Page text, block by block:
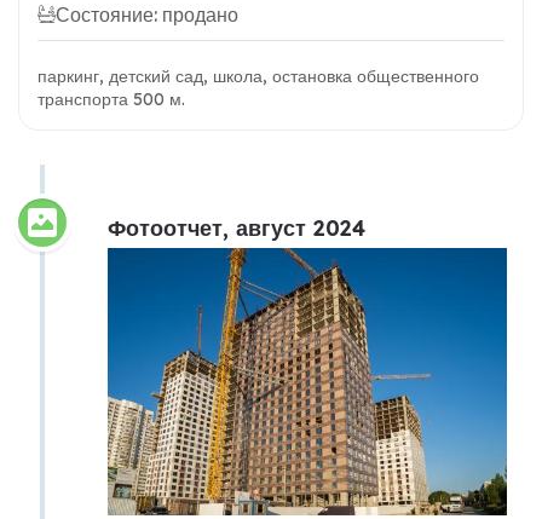
Состояние: продано
паркинг, детский сад, школа, остановка общественного
транспорта 500 м.
Фотоотчет, август 2024